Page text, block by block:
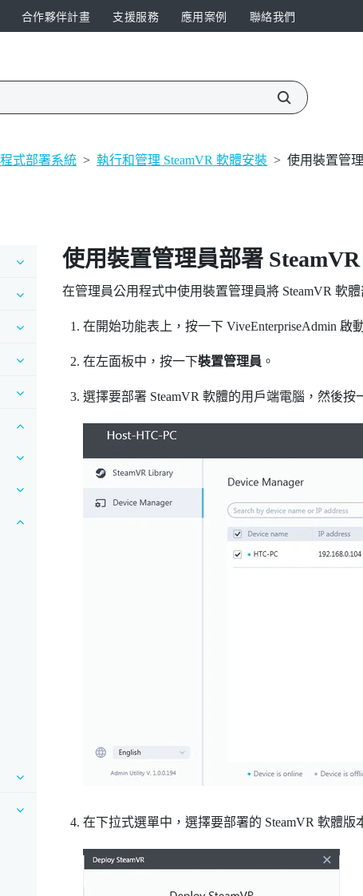
合作夥伴計畫 支援服務 應用案例 聯絡我們
式部署系統 > 執行和管理 SteamVR 軟體安裝 > 使用裝置管
使用裝置管理員部署 SteamVR
在管理員公用程式中使用裝置管理員將 SteamVR 軟
在開始功能表上，按一下 ViveEnterpriseAdmin 啟
在左面板中，按一下裝置管理員 。
選擇要部署 SteamVR 軟體的用戶端電腦，然後按
在下拉式選單中，選擇要部署的 SteamVR 軟體版